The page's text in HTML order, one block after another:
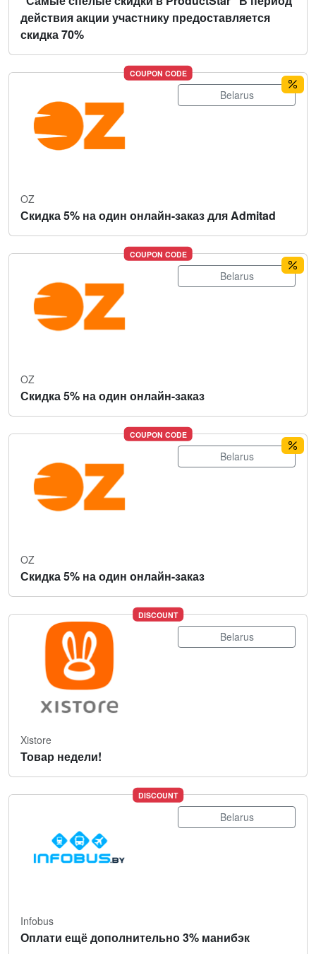
действия акции участнику предоставляется
скидка 70%
COUPON CODE
Belarus
OZ
Скидка 5% на один онлайн-заказ для Admitad
COUPON CODE
Belarus
OZ
Скидка 5% на один онлайн-заказ
COUPON CODE
Belarus
OZ
Скидка 5% на один онлайн-заказ
DISCOUNT
Belarus
Xistore
Товар недели!
DISCOUNT
Belarus
Infobus
Оплати ещё дополнительно 3% манибэк